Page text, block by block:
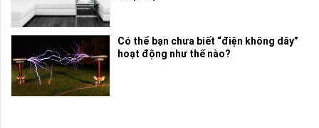
Có thể bạn chưa biết “điện không dây”
hoạt động như thế nào?